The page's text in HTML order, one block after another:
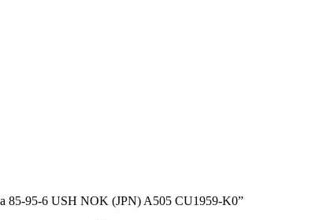
85-95-6 USH NOK (JPN) A505 CU1959-K0”